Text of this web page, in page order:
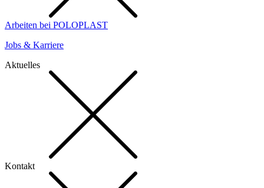
Arbeiten bei POLOPLAST
Jobs & Karriere
Aktuelles
Kontakt